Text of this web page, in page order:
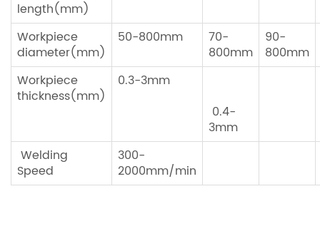
length(mm)
Workpiece
diameter(mm)
50-800mm
70-
800mm
90-
800mm
Workpiece
thickness(mm)
0.3-3mm
0.4-
3mm
Welding
Speed
300-
2000mm/min